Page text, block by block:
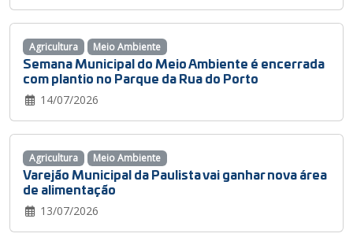
Semana Municipal do Meio Ambiente é encerrada
com plantio no Parque da Rua do Porto
14/07/2026
Agricultura Meio Ambiente
Varejão Municipal da Paulista vai ganhar nova área
de alimentação
13/07/2026
Agricultura Meio Ambiente